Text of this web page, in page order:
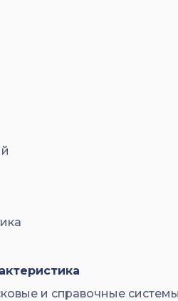
и справочные